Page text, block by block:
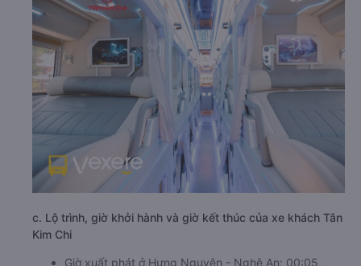
b. Hình ảnh xe Tân Kim Chi